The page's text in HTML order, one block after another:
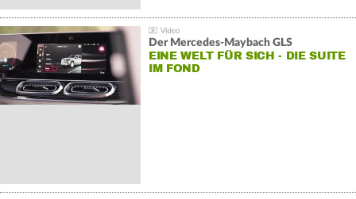
Der Mercedes‑Maybach GLS
EINE WELT FÜR SICH - DIE SUITE
IM FOND